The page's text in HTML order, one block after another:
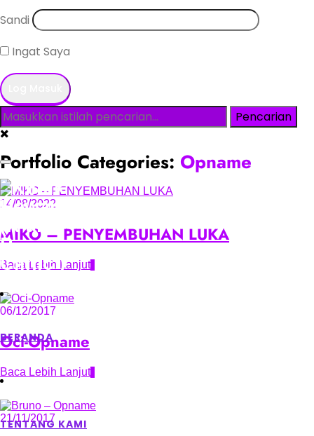
Sandi
Ingat Saya
BERANDA
TENTANG KAMI
Portfolio Categories: Opname
14/08/2022
MIKO – PENYEMBUHAN LUKA
Baca Lebih Lanjut
06/12/2017
Oci-Opname
Baca Lebih Lanjut
21/11/2017